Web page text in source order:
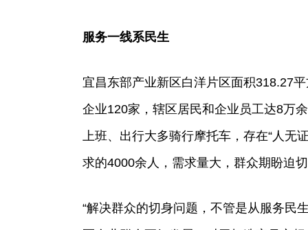
服务一线系民生
宜昌东部产业新区白洋片区面积318.27
企业120家，辖区居民和企业员工达8万
上班、出行大多骑行摩托车，存在“人无
求的4000余人，需求量大，群众期盼迫
“解决群众的切身问题，不管是从服务民